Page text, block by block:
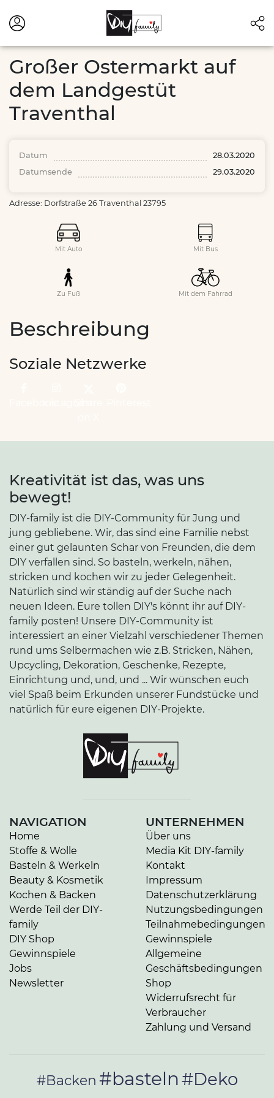
Beschreibung
Großer Ostermarkt auf
dem Landgestüt
Traventhal
Datum
28.03.2020
Datumsende
29.03.2020
Adresse: Dorfstraße 26 Traventhal 23795
Mit Auto Mit Bus
Zu Fuß Mit dem Fahrrad
Soziale Netzwerke
Kreativität ist das, was uns
bewegt!
DIY-family ist die DIY-Community für Jung und
jung gebliebene. Wir, das sind eine Familie nebst
einer gut gelaunten Schar von Freunden, die dem
DIY verfallen sind. So basteln, werkeln, nähen,
stricken und kochen wir zu jeder Gelegenheit.
Natürlich sind wir ständig auf der Suche nach
neuen Ideen. Eure tollen DIY's könnt ihr auf DIY-
family posten! Unsere DIY-Community ist
interessiert an einer Vielzahl verschiedener Themen
rund ums Selbermachen wie z.B. Stricken, Nähen,
Upcycling, Dekoration, Geschenke, Rezepte,
Einrichtung und, und, und ... Wir wünschen euch
viel Spaß beim Erkunden unserer Fundstücke und
natürlich für eure eigenen DIY-Projekte.
NAVIGATION
Home
Stoffe & Wolle
Basteln & Werkeln
Beauty & Kosmetik
Kochen & Backen
Werde Teil der DIY-
family
DIY Shop
Gewinnspiele
Jobs
Newsletter
UNTERNEHMEN
Über uns
Media Kit DIY-family
Kontakt
Impressum
Datenschutzerklärung
Nutzungsbedingungen
Teilnahmebedingungen
Gewinnspiele
Allgemeine
Geschäftsbedingungen
Shop
Widerrufsrecht für
Verbraucher
Zahlung und Versand
#Backen #basteln#Deko